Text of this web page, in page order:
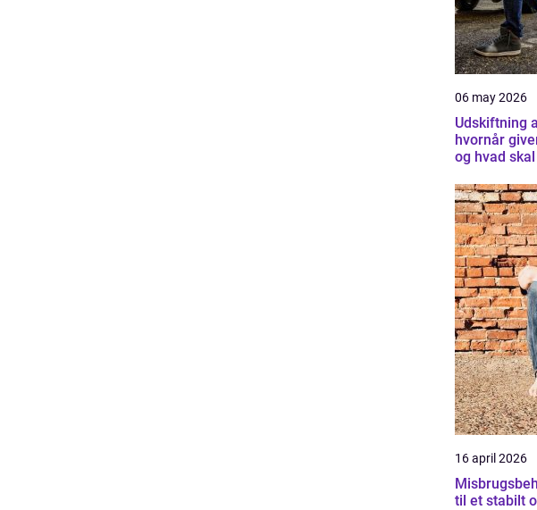
06 may 2026
Udskiftning
hvornår
og hvad
16 april 2026
til et stabilt